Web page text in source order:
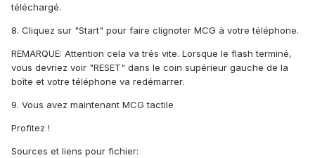
téléchargé.
8. Cliquez sur "Start" pour faire clignoter MCG à votre téléphone.
REMARQUE: Attention cela va trés vite. Lorsque le flash terminé,
vous devriez voir "RESET" dans le coin supérieur gauche de la
boîte et votre téléphone va redémarrer.
9. Vous avez maintenant MCG tactile
Profitez !
Sources et liens pour fichier: